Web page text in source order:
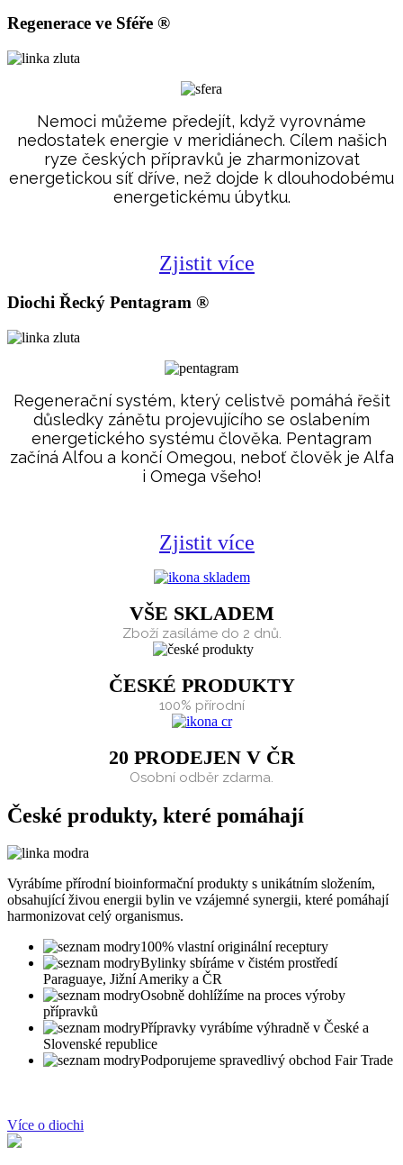
Regenerace ve Sféře ®
Nemoci můžeme předejít, když vyrovnáme
nedostatek energie v meridiánech. Cílem našich
ryze českých přípravků je zharmonizovat
energetickou síť dříve, než dojde k dlouhodobému
energetickému úbytku.
Zjistit více
Diochi Řecký Pentagram ®
Regenerační systém, který celistvě pomáhá řešit
důsledky zánětu projevujícího se oslabením
energetického systému člověka. Pentagram
začíná Alfou a končí Omegou, neboť člověk je Alfa
i Omega všeho!
Zjistit více
VŠE SKLADEM
Zboží zasíláme do 2 dnů.
ČESKÉ PRODUKTY
100% přírodní
20 PRODEJEN V ČR
Osobní odběr zdarma.
České produkty, které pomáhají
Vyrábíme přírodní bioinformační produkty s unikátním složením,
obsahující živou energii bylin ve vzájemné synergii, které pomáhají
harmonizovat celý organismus.
100% vlastní originální receptury
Bylinky sbíráme v čistém prostředí
Paraguaye, Jižní Ameriky a ČR
Osobně dohlížíme na proces výroby
přípravků
Přípravky vyrábíme výhradně v České a
Slovenské republice
Podporujeme spravedlivý obchod Fair Trade
Více o diochi